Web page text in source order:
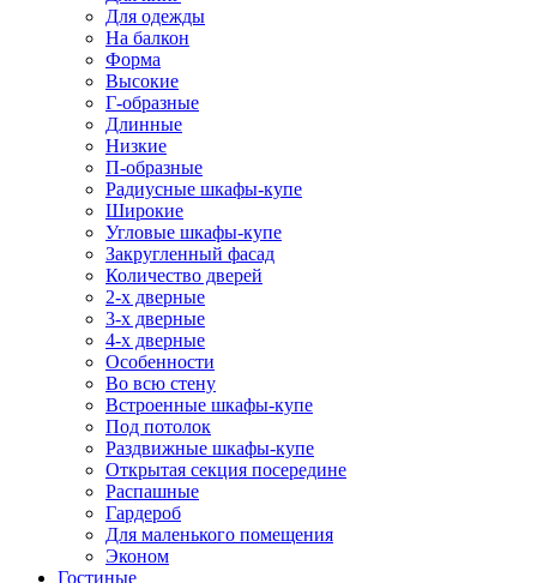
Для одежды
На балкон
Форма
Высокие
Г-образные
Длинные
Низкие
П-образные
Радиусные шкафы-купе
Широкие
Угловые шкафы-купе
Закругленный фасад
Количество дверей
2-х дверные
3-х дверные
4-х дверные
Особенности
Во всю стену
Встроенные шкафы-купе
Под потолок
Раздвижные шкафы-купе
Открытая секция посередине
Распашные
Гардероб
Для маленького помещения
Эконом
Гостиные